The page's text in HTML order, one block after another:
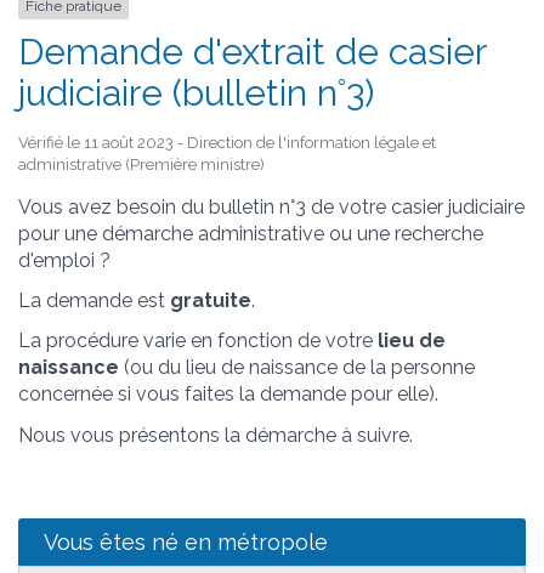
Fiche pratique
Demande d'extrait de casier
judiciaire (bulletin n°3)
Vérifié le 11 août 2023 - Direction de l'information légale et
administrative (Première ministre)
Vous avez besoin du bulletin n°3 de votre casier judiciaire
pour une démarche administrative ou une recherche
d'emploi ?
La demande est gratuite.
La procédure varie en fonction de votre lieu de
naissance (ou du lieu de naissance de la personne
concernée si vous faites la demande pour elle).
Nous vous présentons la démarche à suivre.
Vous êtes né en métropole